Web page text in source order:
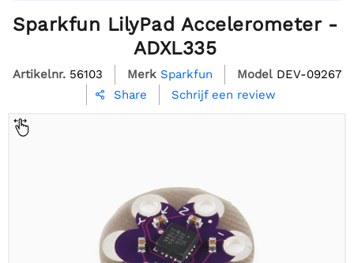
Sparkfun LilyPad Accelerometer -
ADXL335
Artikelnr. 56103 Merk Sparkfun Model DEV-09267
 Share Schrijf een review